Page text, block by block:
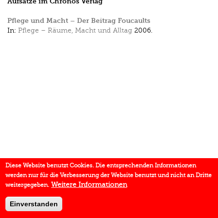
Pflege und Macht – Der Beitrag Foucaults
In: Pflege – Räume, Macht und Alltag 2006.
Diese Website benutzt Cookies. Die entsprechenden Informationen
werden nur für die Verbesserung der Website benutzt und nicht an Dritte
weitergegeben. Weitere Informationen
Einverstanden